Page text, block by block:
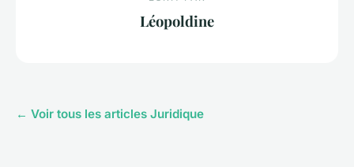
Léopoldine
← Voir tous les articles Juridique